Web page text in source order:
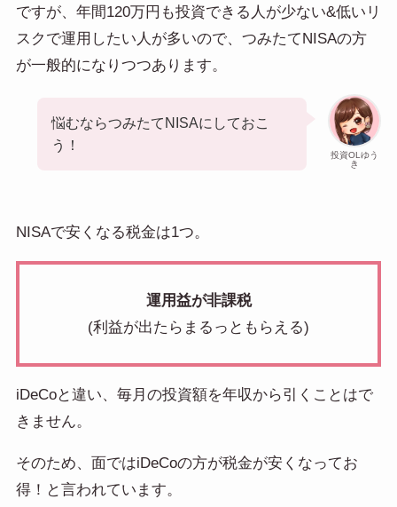
ですが、年間120万円も投資できる人が少ない&低いリ
スクで運用したい人が多いので、つみたてNISAの方
が一般的になりつつあります。
投資OLゆう
き
悩むならつみたてNISAにしておこ
う！
NISAで安くなる税金は1つ。
運用益が非課税
(利益が出たらまるっともらえる)
iDeCoと違い、毎月の投資額を年収から引くことはで
きません。
そのため、面ではiDeCoの方が税金が安くなってお
得！と言われています。